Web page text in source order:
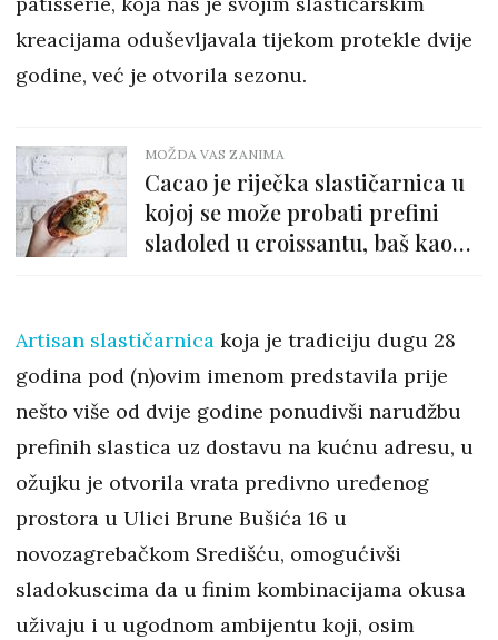
kreacijama oduševljavala tijekom protekle dvije
godine, već je otvorila sezonu.
MOŽDA VAS ZANIMA
Cacao je riječka slastičarnica u
kojoj se može probati prefini
sladoled u croissantu, baš kao
Artisan slastičarnica koja je tradiciju dugu 28
godina pod (n)ovim imenom predstavila prije
nešto više od dvije godine ponudivši narudžbu
prefinih slastica uz dostavu na kućnu adresu, u
ožujku je otvorila vrata predivno uređenog
prostora u Ulici Brune Bušića 16 u
novozagrebačkom Središću, omogućivši
sladokuscima da u finim kombinacijama okusa
uživaju i u ugodnom ambijentu koji, osim